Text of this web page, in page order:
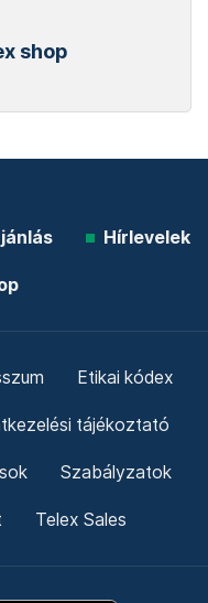
shop
Hírlevelek
Etikai kódex
tájékoztató
Szabályzatok
Telex Sales